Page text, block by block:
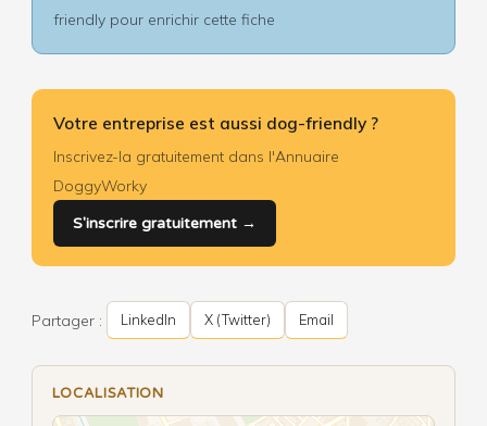
friendly pour enrichir cette fiche
Votre entreprise est aussi dog-friendly ?
Inscrivez-la gratuitement dans l'Annuaire
DoggyWorky
S'inscrire gratuitement →
Partager : LinkedIn X (Twitter) Email
LOCALISATION